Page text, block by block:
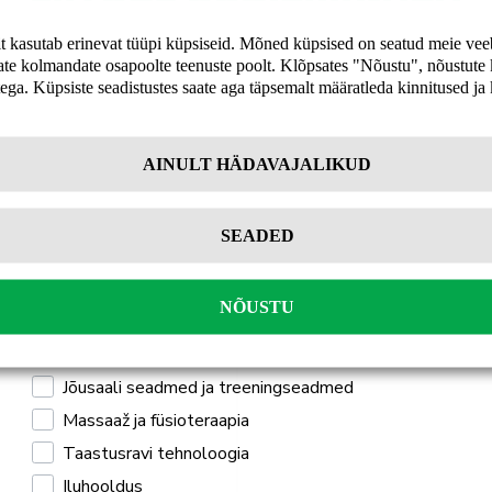
-20%
kasutab erinevat tüüpi küpsiseid. Mõned küpsised on seatud meie
kolmandate osapoolte teenuste poolt. Klõpsates "Nõustu",
Küpsiste seadistustes saate aga täpsemalt määratleda kinnitused ja
AINULT HÄDAVAJALIKUD
SEADED
NÕUSTU
Uudiskirja tellijana saate jooksvat teavet ja
pakkumisi teid huvitavate küsimuste kohta
ning 10% allahindlust oma esimeselt veebipoe
Isiklikuks kasutamiseks
Professionaalseks kasutamiseks
Jõusaali seadmed ja treeningseadmed
Massaaž ja füsioteraapia
Taastusravi tehnoloogia
Iluhooldus